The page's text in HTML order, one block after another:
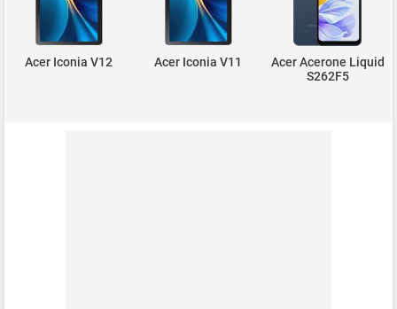
Acer Iconia V12 Acer Iconia V11
Acer Acerone Liquid
S262F5